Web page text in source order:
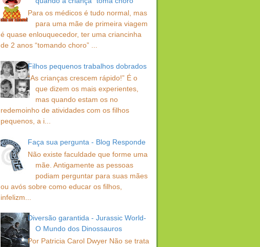
Para os médicos é tudo normal, mas
para uma mãe de primeira viagem
é quase enlouquecedor, ter uma criancinha
de 2 anos “tomando choro” ...
Filhos pequenos trabalhos dobrados
“As crianças crescem rápido!” É o
que dizem os mais experientes,
mas quando estam os no
redemoinho de atividades com os filhos
pequenos, a i...
Faça sua pergunta - Blog Responde
Não existe faculdade que forme uma
mãe. Antigamente as pessoas
podiam perguntar para suas mães
ou avós sobre como educar os filhos,
infelizm...
Diversão garantida - Jurassic World-
O Mundo dos Dinossauros
Por Patricia Carol Dwyer Não se trata